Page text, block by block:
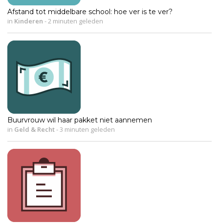
Afstand tot middelbare school: hoe ver is te ver?
in Kinderen - 2 minuten geleden
Buurvrouw wil haar pakket niet aannemen
in Geld & Recht- 3 minuten geleden